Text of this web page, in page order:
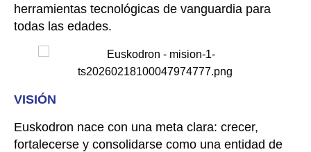
herramientas tecnológicas de vanguardia para
todas las edades.
VISIÓN
Euskodron nace con una meta clara: crecer,
fortalecerse y consolidarse como una entidad de